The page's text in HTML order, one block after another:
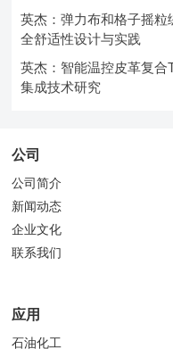
英杰：弹力布和格子摇
全舒适性设计与实践
英杰：智能温控皮革复
集成技术研究
公司
公司简介
新闻动态
企业文化
联系我们
应用
石油化工